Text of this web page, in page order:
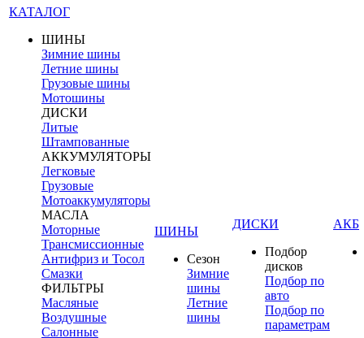
КАТАЛОГ
ШИНЫ
Зимние шины
Летние шины
Грузовые шины
Мотошины
ДИСКИ
Литые
Штампованные
АККУМУЛЯТОРЫ
Легковые
Грузовые
Мотоаккумуляторы
МАСЛА
Моторные
Трансмиссионные
Антифриз и Тосол
Смазки
ФИЛЬТРЫ
Масляные
Воздушные
Салонные
ШИНЫ
Сезон
Зимние
шины
Летние
шины
ДИСКИ
Подбор
дисков
Подбор по
авто
Подбор по
параметрам
АКБ